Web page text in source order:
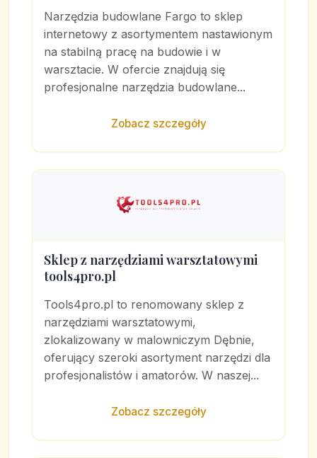
Narzędzia budowlane Fargo to sklep
internetowy z asortymentem nastawionym
na stabilną pracę na budowie i w
warsztacie. W ofercie znajdują się
profesjonalne narzędzia budowlane...
Zobacz szczegóły
Sklep z narzędziami warsztatowymi
tools4pro.pl
Tools4pro.pl to renomowany sklep z
narzędziami warsztatowymi,
zlokalizowany w malowniczym Dębnie,
oferujący szeroki asortyment narzędzi dla
profesjonalistów i amatorów. W naszej...
Zobacz szczegóły